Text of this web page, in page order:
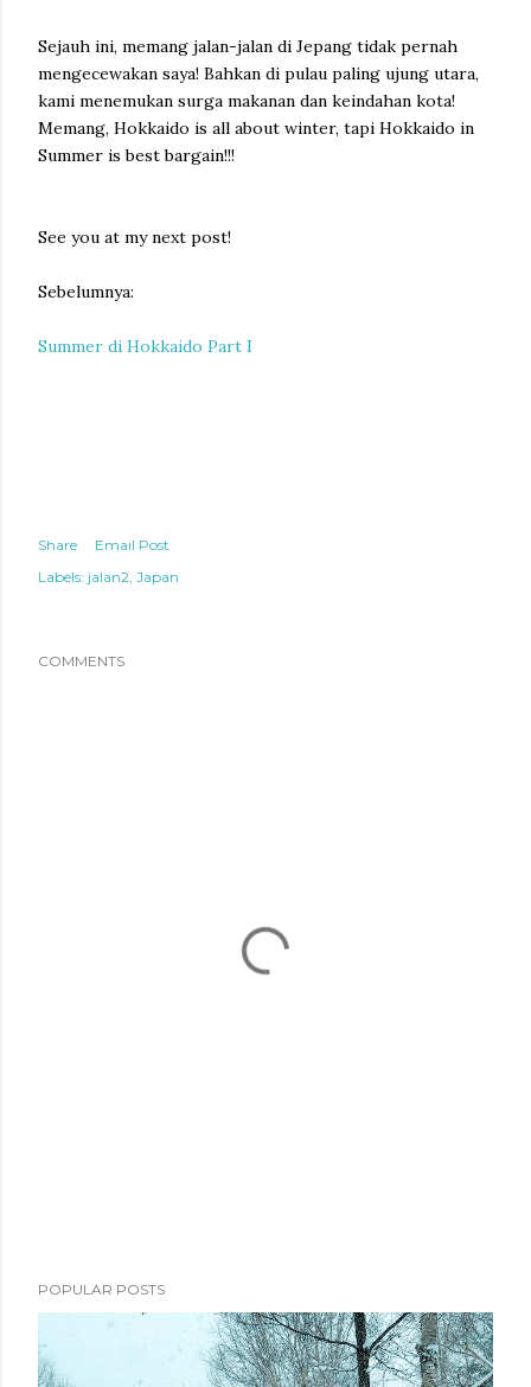
Sejauh ini, memang jalan-jalan di Jepang tidak pernah
mengecewakan saya! Bahkan di pulau paling ujung utara,
kami menemukan surga makanan dan keindahan kota!
Memang, Hokkaido is all about winter, tapi Hokkaido in
Summer is best bargain!!!
See you at my next post!
Sebelumnya:
Summer di Hokkaido Part I
Share
Email Post
Labels: jalan2 Japan
COMMENTS
POPULAR POSTS